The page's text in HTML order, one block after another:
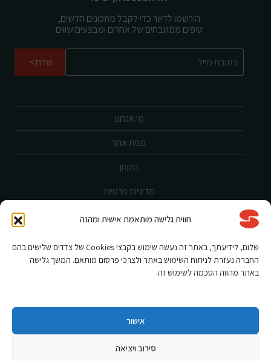
חווית גלישה מותאמת אישית ומהנה
שלום, לידיעתך, באתר זה נעשה שימוש בקבצי Cookies של צדדים שלישים בהם
החברה נעזרת לניתוח השימוש באתר ולצרכי פרסום מותאם. המשך גלישה
באתר מהווה הסכמה לשימוש זה.
אישור
סירוב ויציאה
מי אנחנו
מפת אתר
תקנון
מדיניות פרטיות
ביטול עסקה
הצהרת נגישות
הירשמו לדיוור כדי לקבל מתכונים חדשים,
טיפים ממטבחים של אחרים ומבצעים שווים
שלח